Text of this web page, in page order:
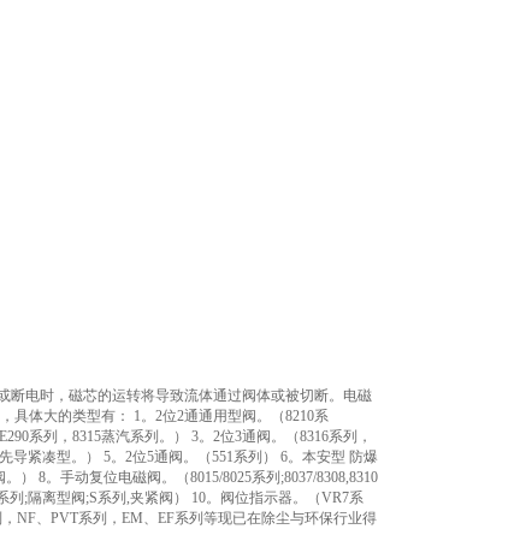
断电时，磁芯的运转将导致流体通过阀体或被切断。电磁
具体大的类型有： 1。2位2通通用型阀。（8210系
系列，8315蒸汽系列。） 3。2位3通阀。（8316系列，
导紧凑型。） 5。2位5通阀。（551系列） 6。本安型 防爆
） 8。手动复位电磁阀。（8015/8025系列;8037/8308,8310
列;隔离型阀;S系列,夹紧阀） 10。阀位指示器。（VR7系
NF、PVT系列，EM、EF系列等现已在除尘与环保行业得